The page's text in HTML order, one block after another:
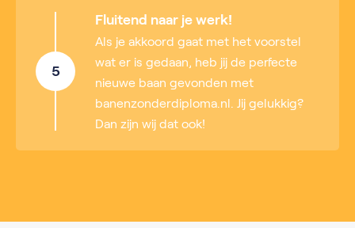
5
Fluitend naar je werk!
Als je akkoord gaat met het voorstel
wat er is gedaan, heb jij de perfecte
nieuwe baan gevonden met
banenzonderdiploma.nl. Jij gelukkig?
Dan zijn wij dat ook!